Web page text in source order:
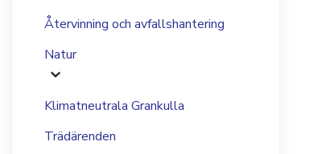
Återvinning och avfallshantering
Natur
Klimatneutrala Grankulla
Trädärenden